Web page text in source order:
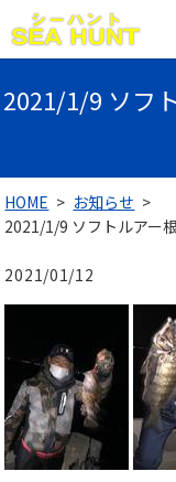
2021/1/9 ソフ
HOME
お知らせ
2021/1/9 ソフトルアー
2021/01/12